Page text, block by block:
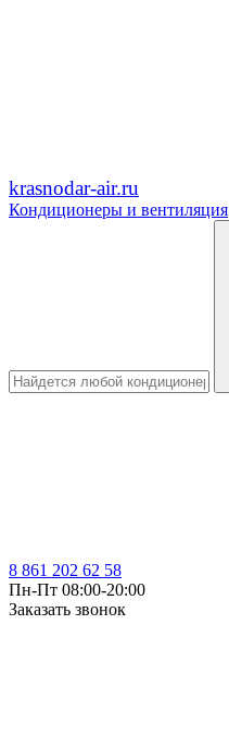
krasnodar-air.ru
Кондиционеры и вентиляция
8 861 202 62 58
Пн-Пт 08:00-20:00
Заказать звонок